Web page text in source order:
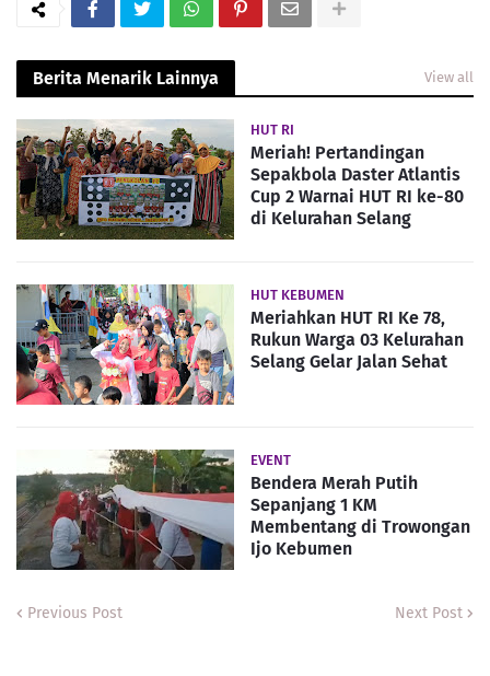
Berita Menarik Lainnya View all
HUT RI
Meriah! Pertandingan
Sepakbola Daster Atlantis
Cup 2 Warnai HUT RI ke-80
di Kelurahan Selang
HUT KEBUMEN
Meriahkan HUT RI Ke 78,
Rukun Warga 03 Kelurahan
Selang Gelar Jalan Sehat
EVENT
Bendera Merah Putih
Sepanjang 1 KM
Membentang di Trowongan
Ijo Kebumen
Previous Post Next Post